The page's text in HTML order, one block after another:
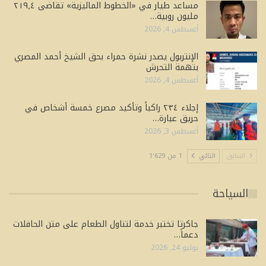
مساعد طيار في «الخطوط الماليزية» تقاضى ٢١٩٫٤
مليون روبية…
أغسطس 4, 2026
الإنتربول يصدر نشرة حمراء بحق الشيخ أحمد المصري
بتهمة التحرش
أغسطس 4, 2026
إجلاء ٢٣٤ راكباً وتأكيد مصرع خمسة أشخاص في
حريق عبارة…
أغسطس 3, 2026
السابق التالي 1 من 1٬629
السياحة
جاكرتا تختبر خدمة لتناول الطعام على متن الحافلات
دعماً…
يوليو 24, 2026